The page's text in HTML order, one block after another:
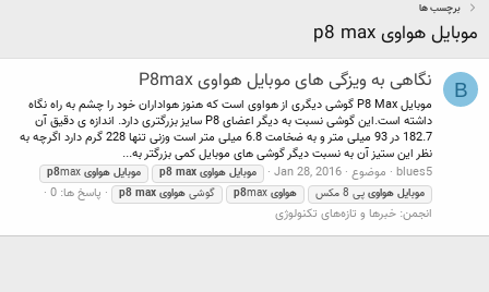
برچسب ها
موبایل هواوی p8 max
B نگاهی به ویزگی های موبایل هواوی P8max
موبایل P8 Max گوشی دیگری از هواوی است که هنوز هواداران خود را چشم به راه نگاه
داشته است.این گوشی نسبت به دیگر اعضای P8 سایز بزرگتری دارد. اندازه ی دقیق آن
182.7 در 93 میلی متر و به ضخامت 6.8 میلی متر است وزنی تنها 228 گرم دارد اگرچه به
نظر این ستیز آن به نسبت دیگر گوشی های موبایل کمی بزرگتر به...
blues5 موضوع Jan 28, 2016 موبایل هواوی p8 max موبایل هواوی p8max
موبایل هواوی پی 8 مکس هواوی p8max گوشی هواوی p8 max
پاسخ ها: 0
انجمن: خبرها و تازه‌های تکنولوژی